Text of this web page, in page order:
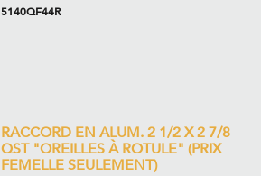
5140QF44R
RACCORD EN ALUM. 2 1/2 X 2 7/8
QST "OREILLES À ROTULE" (PRIX
FEMELLE SEULEMENT)